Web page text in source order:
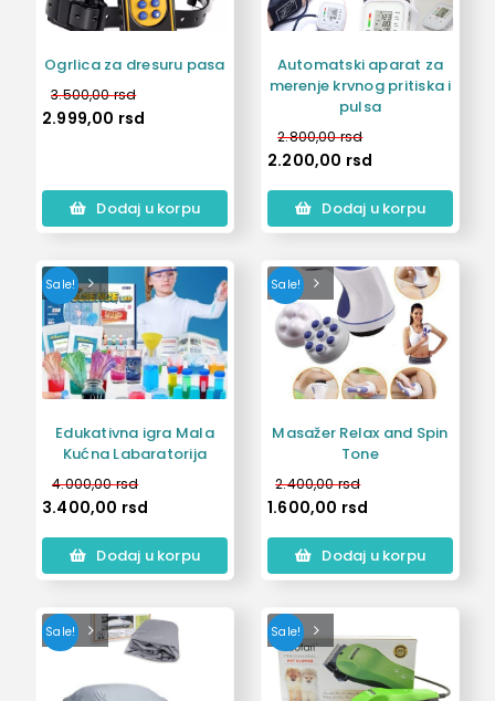
Ogrlica za dresuru pasa
3.500,00rsd
2.999,00 rsd
Dodaj u korpu
Automatski aparat za
merenje krvnog pritiska i
pulsa
2.800,00rsd
2.200,00 rsd
Dodaj u korpu
Sale!
Edukativna igra Mala
Kućna Labaratorija
4.000,00rsd
3.400,00 rsd
Dodaj u korpu
Sale!
Masažer Relax and Spin
Tone
2.400,00rsd
1.600,00 rsd
Dodaj u korpu
Sale! Sale!